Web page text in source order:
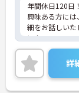
年間休日120日
興味ある方に
細をお話しいた
い！
詳